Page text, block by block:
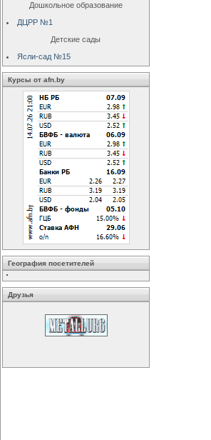
Дошкольное образование
ДЦРР №1
Детские сады
Ясли-сад №15
Курсы от afn.by
География посетителей
Друзья